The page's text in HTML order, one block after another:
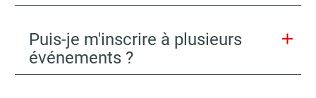
Puis-je m'inscrire à plusieurs
événements ?